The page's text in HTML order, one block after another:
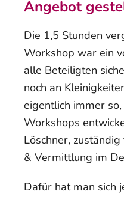
Angebot
Die 1,5 Stunden
Workshop war ein
alle Beteiligten
noch an
eigentlich immer
Workshops
Löschner,
& Vermittlung im
Dafür hat man sich